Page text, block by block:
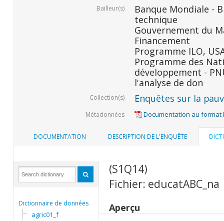
Bailleur(s)
Banque Mondiale -
technique
Gouvernement du
Financement
Programme ILO,
Programme des
développement -
l'analyse de don
Collection(s) Enquêtes sur la
Métadonnées Documentation au format
DOCUMENTATION DESCRIPTION DE L'ENQUÊTE
Dictionnaire de données
agric01_f
(S1Q14)
Fichier: educatABC_na
Aperçu